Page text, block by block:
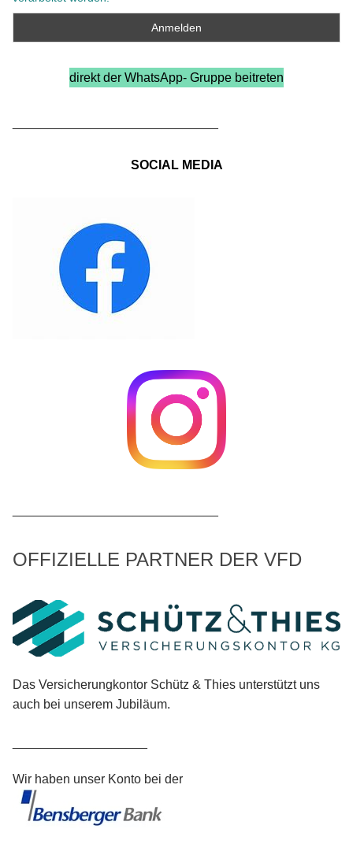
direkt der WhatsApp- Gruppe beitreten
SOCIAL MEDIA
OFFIZIELLE PARTNER DER VFD
Das Versicherungkontor Schütz & Thies unterstützt uns
auch bei unserem Jubiläum.
Wir haben unser Konto bei der